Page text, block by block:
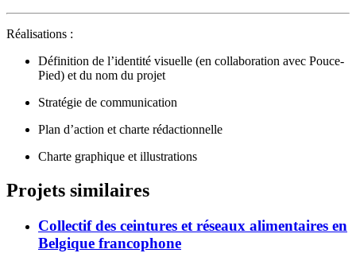
Réalisations :
Définition de l’identité visuelle (en collaboration avec Pouce-
Pied) et du nom du projet
Stratégie de communication
Plan d’action et charte rédactionnelle
Charte graphique et illustrations
Projets similaires
Collectif des ceintures et réseaux alimentaires en
Belgique francophone